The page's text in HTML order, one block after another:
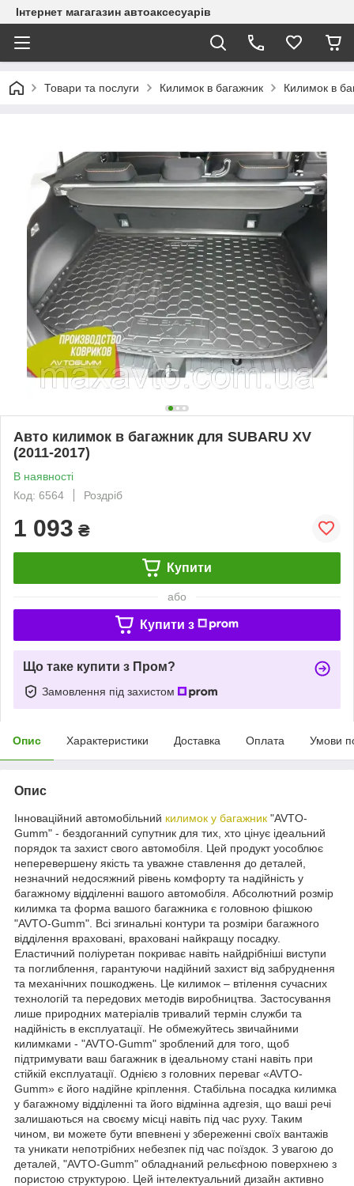
Інтернет магагазин автоаксесуарів
Товари та послуги Килимок в багажник Килимок в
Авто килимок в багажник для SUBARU XV
(2011-2017)
В наявності
Код: 6564
Роздріб
1 093 ₴
Купити
або
Купити з
Що таке купити з Пром?
Замовлення під захистом
Опис Характеристики Доставка Оплата Умови
Опис
Інноваційний автомобільний килимок у багажник "AVTO-
Gumm" - бездоганний супутник для тих, хто цінує ідеальний
порядок та захист свого автомобіля. Цей продукт уособлює
неперевершену якість та уважне ставлення до деталей,
незначний недосяжний рівень комфорту та надійність у
багажному відділенні вашого автомобіля. Абсолютний розмір
килимка та форма вашого багажника є головною фішкою
"AVTO-Gumm". Всі згинальні контури та розміри багажного
відділення враховані, враховані найкращу посадку.
Еластичний поліуретан покриває навіть найдрібніші виступи
та поглиблення, гарантуючи надійний захист від забруднення
та механічних пошкоджень. Це килимок – втілення сучасних
технологій та передових методів виробництва. Застосування
лише природних матеріалів тривалий термін служби та
надійність в експлуатації. Не обмежуйтесь звичайними
килимками - "AVTO-Gumm" зроблений для того, щоб
підтримувати ваш багажник в ідеальному стані навіть при
стійкій експлуатації. Однією з головних переваг «AVTO-
Gumm» є його надійне кріплення. Стабільна посадка килимка
у багажному відділенні та його відмінна адгезія, що ваші речі
залишаються на своєму місці навіть під час руху. Таким
чином, ви можете бути впевнені у збереженні своїх вантажів
та уникати непотрібних небезпек під час поїздок. З увагою до
деталей, "AVTO-Gumm" обладнаний рельєфною поверхнею з
пористою структурою. Цей інтелектуальний дизайн активно